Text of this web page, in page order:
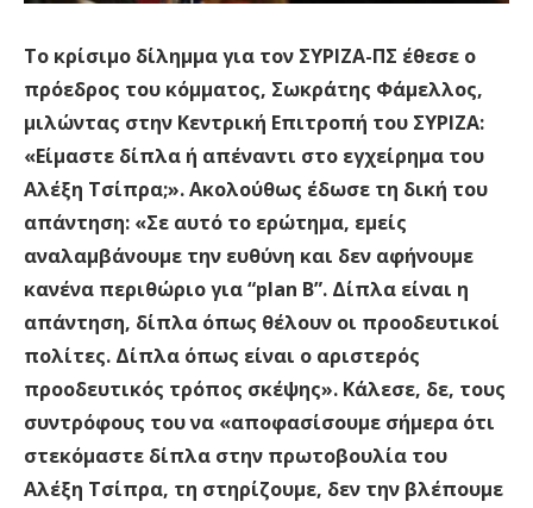
Το κρίσιμο δίλημμα για τον ΣΥΡΙΖΑ-ΠΣ έθεσε ο
πρόεδρος του κόμματος, Σωκράτης Φάμελλος,
μιλώντας στην Κεντρική Επιτροπή του ΣΥΡΙΖΑ:
«Είμαστε δίπλα ή απέναντι στο εγχείρημα του
Αλέξη Τσίπρα;». Ακολούθως έδωσε τη δική του
απάντηση: «Σε αυτό το ερώτημα, εμείς
αναλαμβάνουμε την ευθύνη και δεν αφήνουμε
κανένα περιθώριο για “plan B”. Δίπλα είναι η
απάντηση, δίπλα όπως θέλουν οι προοδευτικοί
πολίτες. Δίπλα όπως είναι ο αριστερός
προοδευτικός τρόπος σκέψης». Κάλεσε, δε, τους
συντρόφους του να «αποφασίσουμε σήμερα ότι
στεκόμαστε δίπλα στην πρωτοβουλία του
Αλέξη Τσίπρα, τη στηρίζουμε, δεν την βλέπουμε